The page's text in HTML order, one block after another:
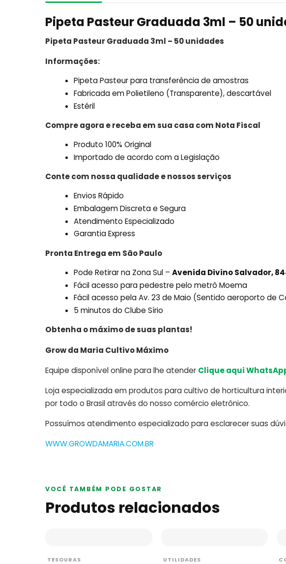
Pipeta Pasteur Graduada 3ml – 50
Pipeta Pasteur Graduada 3ml – 50 unidades
Informações:
Pipeta Pasteur para transferência de amostras
Fabricada em Polietileno (Transparente), descartável
Estéril
Compre agora e receba em sua casa com Nota Fiscal
Produto 100% Original
Importado de acordo com a Legislação
Conte com nossa qualidade e nossos serviços
Envios Rápido
Embalagem Discreta e Segura
Atendimento Especializado
Garantia Express
Pronta Entrega em São Paulo
Pode Retirar na Zona Sul –Avenida Divino Salvador,
Fácil acesso para pedestre pelo metrô Moema
Fácil acesso pela Av. 23 de Maio (Sentido aeroporto de
5 minutos do Clube Sírio
Obtenha o máximo de suas plantas!
Grow da Maria Cultivo Máximo
Equipe disponível online para lhe atender Clique aqui
Loja especializada em produtos para cultivo de horticultura
por todo o Brasil através do nosso comércio eletrônico.
Possuímos atendimento especializado para esclarecer suas
WWW.GROWDAMARIA.COM.BR
VOCÊ TAMBÉM PODE GOSTAR
Produtos relacionados
TESOURAS UTILIDADES